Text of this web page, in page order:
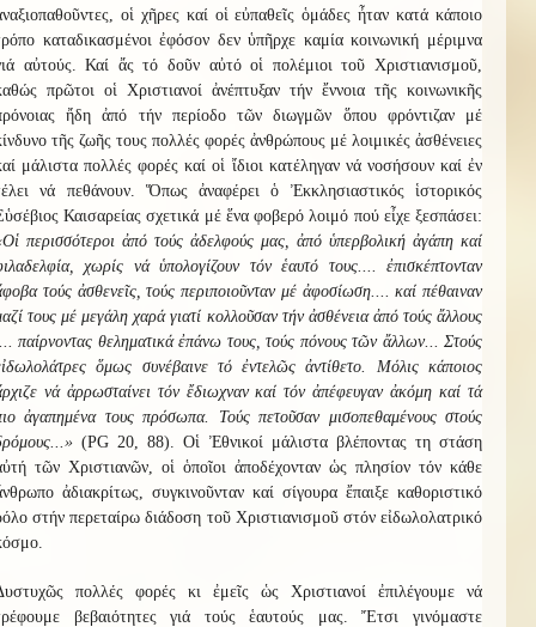
οἱ χῆρες καί οἱ εὐπαθεῖς ὁμάδες ἦταν κατά κάποιο
καταδικασμένοι ἐφόσον δεν ὑπῆρχε καμία κοινωνική μέριμνα
αὐτούς. Καί ἄς τό δοῦν αὐτό οἱ πολέμιοι τοῦ Χριστιανισμοῦ,
πρῶτοι οἱ Χριστιανοί ἀνέπτυξαν τήν ἔννοια τῆς κοινωνικῆς
ἤδη ἀπό τήν περίοδο τῶν διωγμῶν ὅπου φρόντιζαν μέ
τῆς ζωῆς τους πολλές φορές ἀνθρώπους μέ λοιμικές ἀσθένειες
μάλιστα πολλές φορές καί οἱ ἴδιοι κατέληγαν νά νοσήσουν καί ἐν
νά πεθάνουν. Ὅπως ἀναφέρει ὁ Ἐκκλησιαστικός ἱστορικός
Καισαρείας σχετικά μέ ἕνα φοβερό λοιμό πού εἶχε ξεσπάσει:
περισσότεροι ἀπό τούς ἀδελφούς μας, ἀπό ὑπερβολική ἀγάπη καί
χωρίς νά ὑπολογίζουν τόν ἑαυτό τους.... ἐπισκέπτονταν
τούς ἀσθενεῖς, τούς περιποιοῦνταν μέ ἀφοσίωση.... καί πέθαιναν
τους μέ μεγάλη χαρά γιατί κολλοῦσαν τήν ἀσθένεια ἀπό τούς ἄλλους
παίρνοντας θεληματικά ἐπάνω τους, τούς πόνους τῶν ἄλλων... Στούς
ὅμως συνέβαινε τό ἐντελῶς ἀντίθετο. Μόλις κάποιος
νά ἀρρωσταίνει τόν ἔδιωχναν καί τόν ἀπέφευγαν ἀκόμη καί τά
ἀγαπημένα τους πρόσωπα. Τούς πετοῦσαν μισοπεθαμένους στούς
(PG 20, 88). Οἱ Ἐθνικοί μάλιστα βλέποντας τη στάση
τῶν Χριστιανῶν, οἱ ὁποῖοι ἀποδέχονταν ὡς πλησίον τόν κάθε
ἀδιακρίτως, συγκινοῦνταν καί σίγουρα ἔπαιξε καθοριστικό
στήν περεταίρω διάδοση τοῦ Χριστιανισμοῦ στόν εἰδωλολατρικό
πολλές φορές κι ἐμεῖς ὡς Χριστιανοί ἐπιλέγουμε νά
βεβαιότητες γιά τούς ἑαυτούς μας. Ἔτσι γινόμαστε